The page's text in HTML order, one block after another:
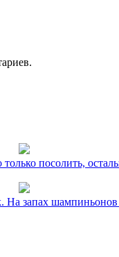
посолить,
запах шампиньонов